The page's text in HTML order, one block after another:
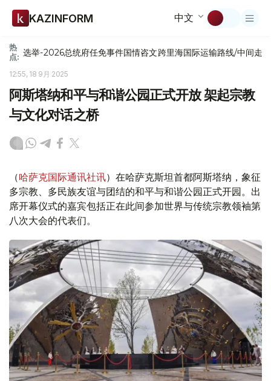
KAZINFORM 中文
热
点: 选举-2026总统府任免事件国情咨文跨里海国际运输路线/中间走廊
12:55, 18 9月 2025
阿斯塔纳和平与和谐公园正式开放 架起宗教
与文化对话之桥
（哈萨克国际通讯社讯）在哈萨克斯坦首都阿斯塔纳，象征
多宗教、多民族友谊与团结的和平与和谐公园正式开园。出
席开幕仪式的嘉宾包括正在此间参加世界与传统宗教领袖第
八次大会的代表们。